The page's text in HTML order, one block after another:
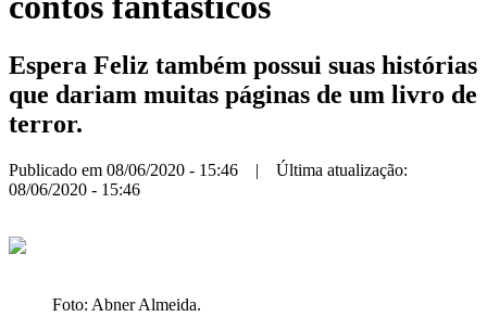
Espera Feliz também possui suas histórias
que dariam muitas páginas de um livro de
terror.
Publicado em 08/06/2020 - 15:46 | Última atualização:
08/06/2020 - 15:46
Foto: Abner Almeida.